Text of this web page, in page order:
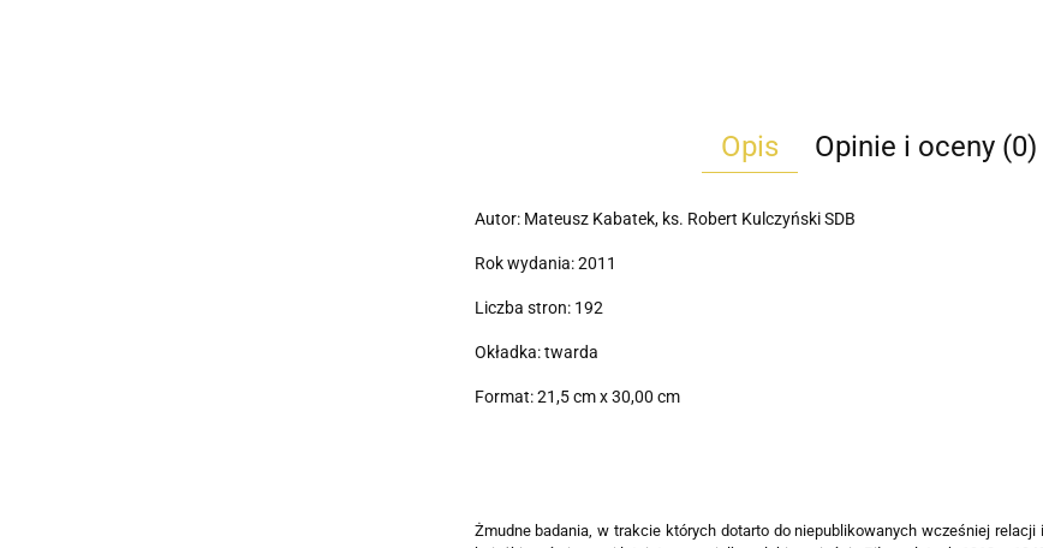
Opis Opinie i oceny (0)
Autor: Mateusz Kabatek, ks. Robert Kulczyński SDB
Rok wydania: 2011
Liczba stron: 192
Okładka: twarda
Format: 21,5 cm x 30,00 cm
Żmudne badania, w trakcie których dotarto do niepublikowanych wcześniej